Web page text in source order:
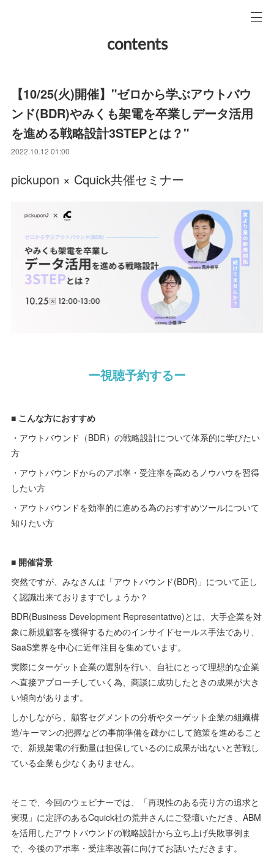
contents
【10/25(火)開催】"ゼロから学ぶアウトバウ
ンド(BDR)やみくも架電を卒業しデータ活用
を進める戦略設計3STEPとは？"
2022.10.12 01:00
pickupon × Cquick共催セミナー
ー視聴予約するー
■ こんな方におすすめ
・アウトバウンド（BDR）の戦略設計について体系的に学びたい
方
・アウトバウンドからのアポ率・受注率を高めるノウハウを習得
したい方
・アウトバウンドを効率的に進める為のおすすめツールについて
知りたい方
■ 開催背景
突然ですが、みなさんは「アウトバウンド(BDR)」について正し
く認識出来ておりますでしょうか？
BDR(Business Development Representative)とは、大手企業を対
象に新規顧客を獲得するためのインサイドセールス手法であり、
SaaS業界を中心に近年注目を集めています。
実際にターゲット企業の選別を行い、自社にとって理想的な企業
へ直接アプローチしていく為、商談に成功したときの成果が大き
い傾向があります。
しかしながら、顧客セグメントの分析やターゲット企業の組織構
造/キーマンの把握などの事前準備を疎かにして施策を進めること
で、新規架電の行動量は担保しているのに成果が出ないと苦戦し
ている企業も少なくありません。
そこで、今回のウェビナーでは、「再現性のある売り方の追求と
実現」に定評のあるCquick社の荒井さんにご登壇いただき、ABM
を活用したアウトバウンドの戦略設計から立ち上げ失敗事例ま
で、今後のアポ率・受注率改善に向けてお話いただきます。